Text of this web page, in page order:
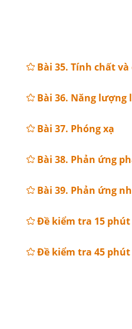
Bài 35. Tính chất
Bài 36. Năng
Bài 37. Phóng xạ
Bài 38. Phản ứng
Bài 39. Phản ứng
Đề kiểm tra 15 phút
Đề kiểm tra 45 phút